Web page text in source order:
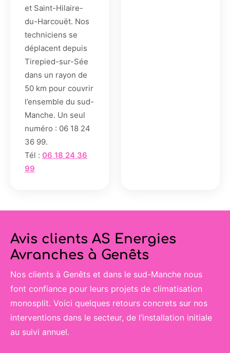
et Saint-Hilaire-
du-Harcouët. Nos
techniciens se
déplacent depuis
Tirepied-sur-Sée
dans un rayon de
50 km pour couvrir
l’ensemble du sud-
Manche. Un seul
numéro : 06 18 24
36 99.
Tél : 06 18 24 36
99
Avis clients AS Energies
Avranches à Genêts
Nos clients à Genêts et dans le sud-Manche nous
font confiance pour leurs projets de climatisation
monosplit. Voici quelques retours concrets sur nos
interventions dans le secteur, de l’installation initiale
au suivi annuel.